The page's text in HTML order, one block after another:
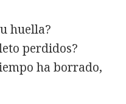
huella?
perdidos?
ha borrado,